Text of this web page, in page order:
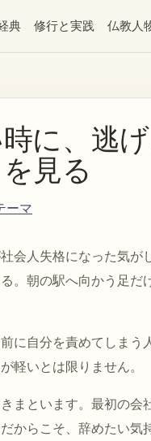
典 修行と実践 仏教人
に、逃
見る
ーマ
会人失格になった気が
。朝の駅へ向かう足だ
に自分を責めてしまう
軽いとは限りません。
まといます。最初の会
からこそ、辞めたい気